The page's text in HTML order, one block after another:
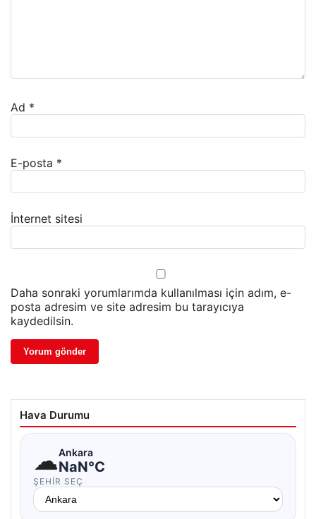
Ad *
E-posta *
İnternet sitesi
Daha sonraki yorumlarımda kullanılması için adım, e-
posta adresim ve site adresim bu tarayıcıya
kaydedilsin.
Hava Durumu
☁Ankara
NaN°C
ŞEHIR SEÇ